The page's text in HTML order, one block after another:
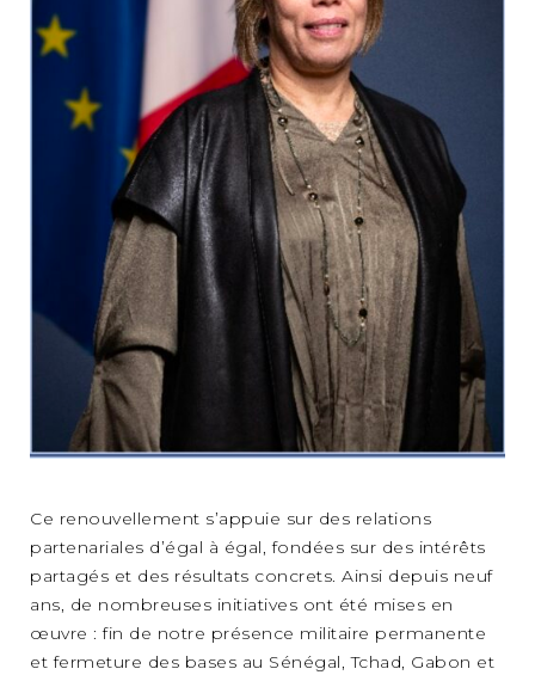
Ce renouvellement s’appuie sur des relations
partenariales d’égal à égal, fondées sur des intérêts
partagés et des résultats concrets. Ainsi depuis neuf
ans, de nombreuses initiatives ont été mises en
œuvre : fin de notre présence militaire permanente
et fermeture des bases au Sénégal, Tchad, Gabon et